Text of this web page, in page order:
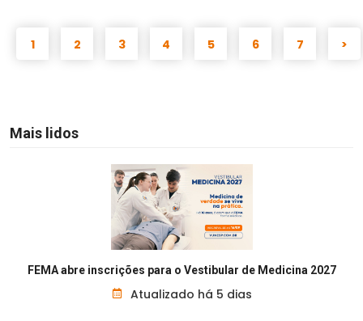
1 2 3 4 5 6 7 >
Mais lidos
FEMA abre inscrições para o Vestibular de Medicina 2027
Atualizado há 5 dias